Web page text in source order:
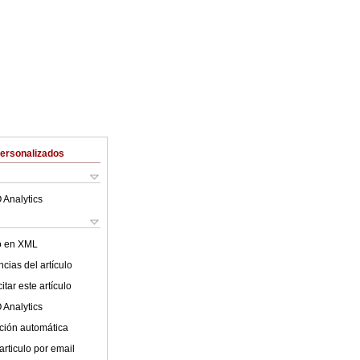
Analytics
en XML
del artículo
este artículo
Analytics
automática
por email